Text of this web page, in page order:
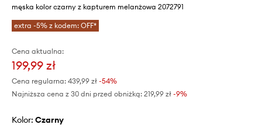
męska kolor czarny z kapturem melanżowa 2072791
extra -5% z kodem: OFF*
Cena aktualna:
199,99 zł
Cena regularna: 439,99 zł -54%
Najniższa cena z 30 dni przed obniżką: 219,99 zł -9%
Kolor: czarny